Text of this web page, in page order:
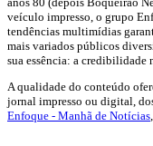
veículo impresso, o grupo
tendências multimídias
mais variados públicos
sua essência: a credibilidade
A qualidade do conteúdo
jornal impresso ou digital,
Enfoque - Manhã de Notícias